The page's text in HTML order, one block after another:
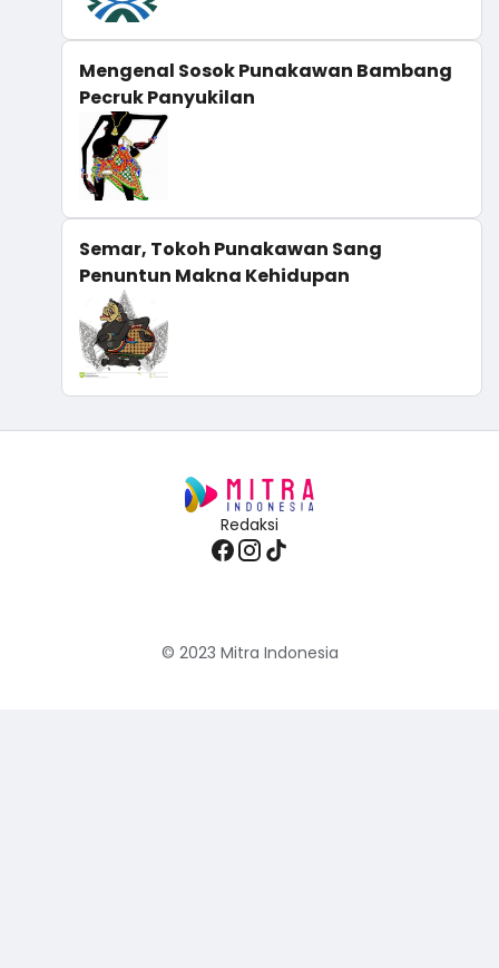
Mengenal Sosok Punakawan Bambang
Pecruk Panyukilan
Semar, Tokoh Punakawan Sang
Penuntun Makna Kehidupan
Redaksi
© 2023 Mitra Indonesia